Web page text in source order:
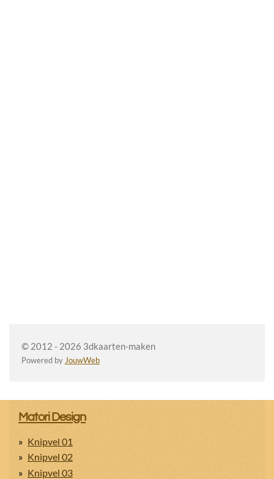
© 2012 - 2026 3dkaarten-maken
Powered by JouwWeb
Matori Design
Knipvel 01
Knipvel 02
Knipvel 03